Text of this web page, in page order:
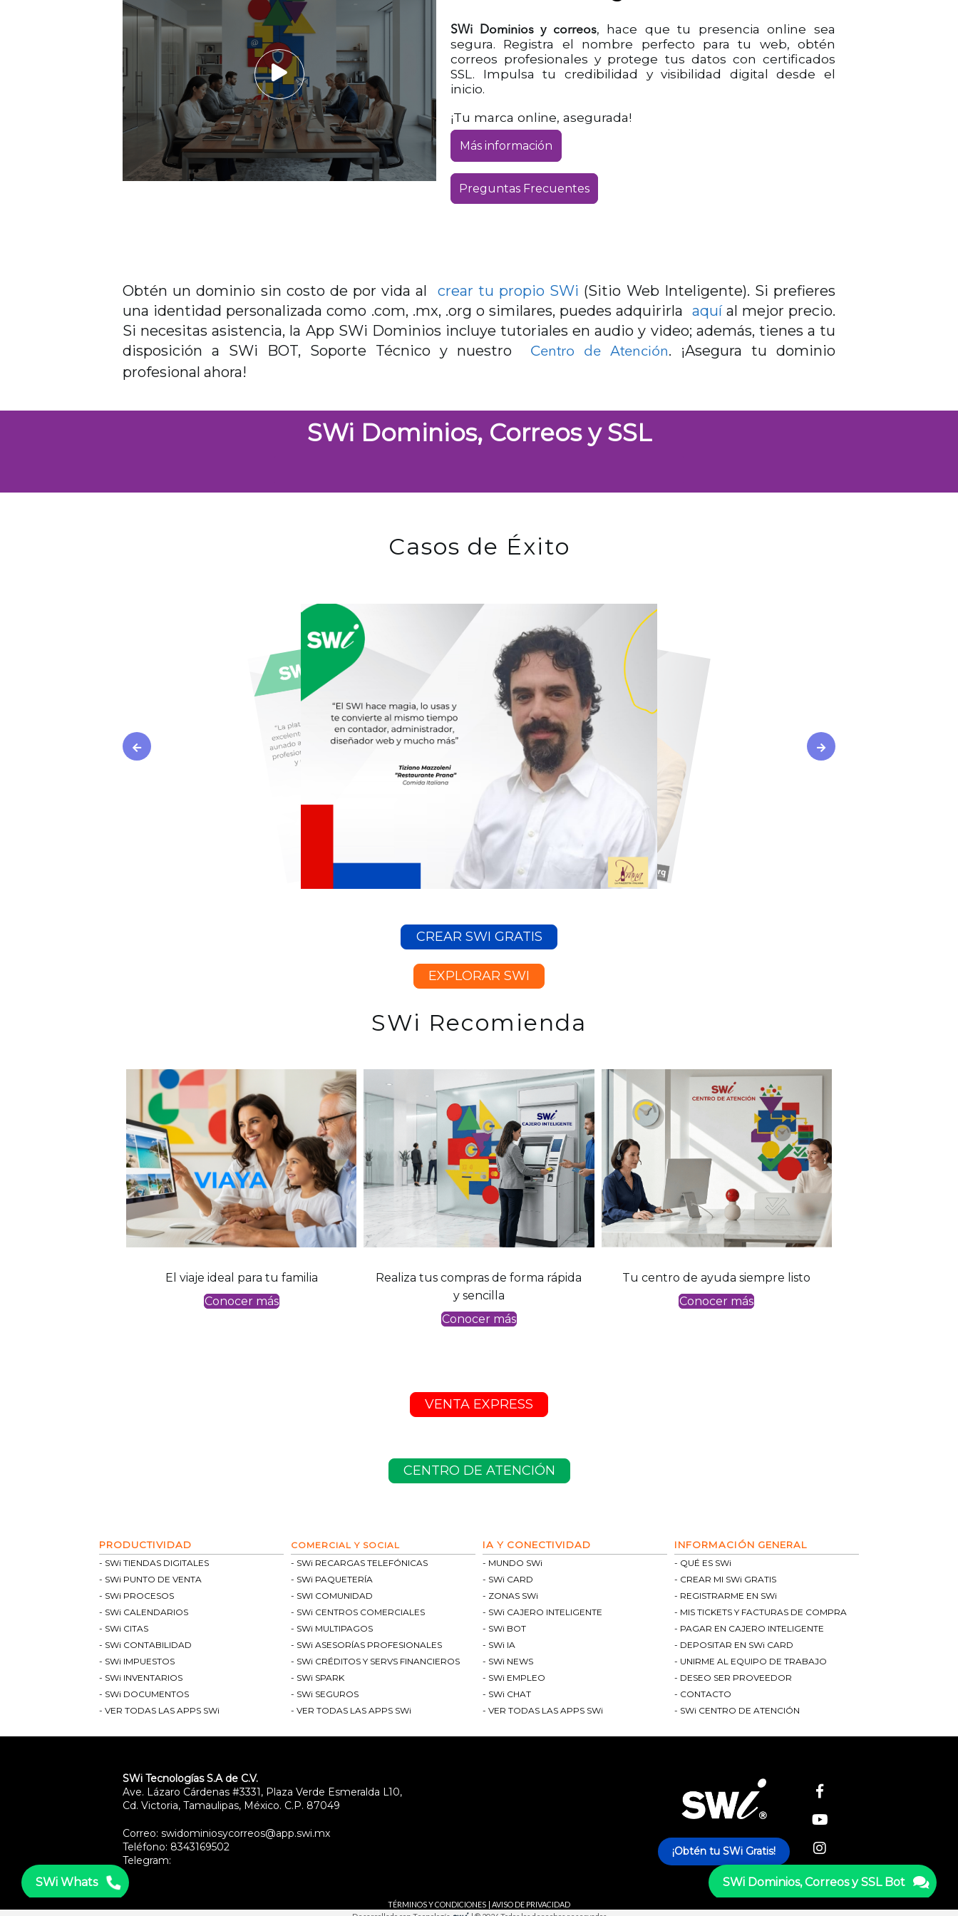
SWi Dominios y correos, hace que tu presencia online sea
segura. Registra el nombre perfecto para tu web, obtén
correos profesionales y protege tus datos con certificados
SSL. Impulsa tu credibilidad y visibilidad digital desde el
inicio.
¡Tu marca online, asegurada!
Más información
Preguntas Frecuentes
Obtén un dominio sin costo de por vida al crear tu propio SWi (Sitio Web Inteligente). Si prefieres
una identidad personalizada como .com, .mx, .org o similares, puedes adquirirla aquíal mejor precio.
Si necesitas asistencia, la App SWi Dominios incluye tutoriales en audio y video; además, tienes a tu
disposición a SWi BOT, Soporte Técnico y nuestro
Centro de Atención. ¡Asegura tu dominio
profesional ahora!
SWi Dominios, Correos y SSL
Casos de Éxito
CREAR SWI GRATIS
EXPLORAR SWI
SWi Recomienda
El viaje ideal para tu familia
Conocer más
Realiza tus compras de forma rápida
y sencilla
Conocer más
Tu centro de ayuda siempre listo
Conocer más
SSL Bot
Nombre
SWi Dominios, Correos y SSL Bot
VENTA EXPRESS
CENTRO DE ATENCIÓN
SWi Whats
PRODUCTIVIDAD
SWi TIENDAS DIGITALES
SWi PUNTO DE VENTA
SWi PROCESOS
SWi CALENDARIOS
SWi CITAS
SWi CONTABILIDAD
SWi IMPUESTOS
SWi INVENTARIOS
SWi DOCUMENTOS
VER TODAS LAS APPS SWi
COMERCIAL Y SOCIAL
SWi RECARGAS TELEFÓNICAS
SWi PAQUETERÍA
SWI COMUNIDAD
SWi CENTROS COMERCIALES
SWi MULTIPAGOS
SWi ASESORÍAS PROFESIONALES
SWi CRÉDITOS Y SERVS FINANCIEROS
SWi SPARK
SWi SEGUROS
VER TODAS LAS APPS SWi
IA Y CONECTIVIDAD
MUNDO SWi
SWi CARD
ZONAS SWi
SWi CAJERO INTELIGENTE
SWi BOT
SWi IA
SWi NEWS
SWi EMPLEO
SWi CHAT
VER TODAS LAS APPS SWi
INFORMACIÓN GENERAL
QUÉ ES SWi
CREAR MI SWi GRATIS
REGISTRARME EN SWi
MIS TICKETS Y FACTURAS DE COMPRA
PAGAR EN CAJERO INTELIGENTE
DEPOSITAR EN SWi CARD
UNIRME AL EQUIPO DE TRABAJO
DESEO SER PROVEEDOR
CONTACTO
SWi CENTRO DE ATENCIÓN
SWi Tecnologías S.A de C.V.
Ave. Lázaro Cárdenas #3331, Plaza Verde Esmeralda L10,
Cd. Victoria, Tamaulipas, México. C.P. 87049
Correo: swidominiosycorreos@app.swi.mx
Teléfono: 8343169502
Telegram:
¡Obtén tu SWi Gratis!
TÉRMINOS Y CONDICIONES | AVISO DE PRIVACIDAD